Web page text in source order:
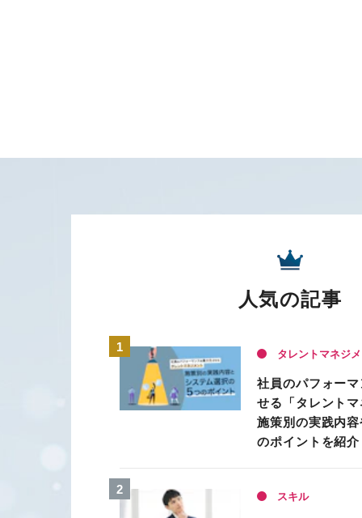
人気の記事
タレントマネジ
社員のパフォー
せる「タレント
施策別の実践内
のポイントを紹介
スキル